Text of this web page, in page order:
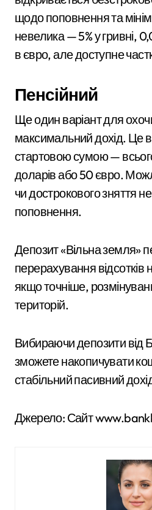
щодо поповнення та
невелика — 5% у гривні,
в євро, але доступне
Пенсійний
Ще один варіант для
максимальний дохід. Це
стартовою сумою —
доларів або 50 євро.
чи дострокового зняття
поповнення.
Депозит «Вільна земля»
перерахування відсотків
якщо точніше,
територій.
Вибираючи депозити від
зможете накопичувати
стабільний пасивний
Джерело: Сайт